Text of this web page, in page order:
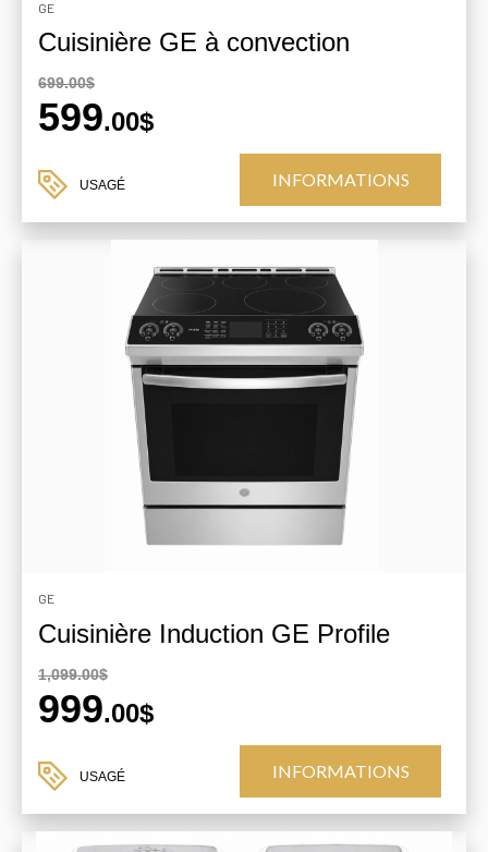
GE
Cuisinière GE à convection
699.00$
599.00$
USAGÉ INFORMATIONS
GE
Cuisinière Induction GE Profile
1,099.00$
999.00$
USAGÉ INFORMATIONS